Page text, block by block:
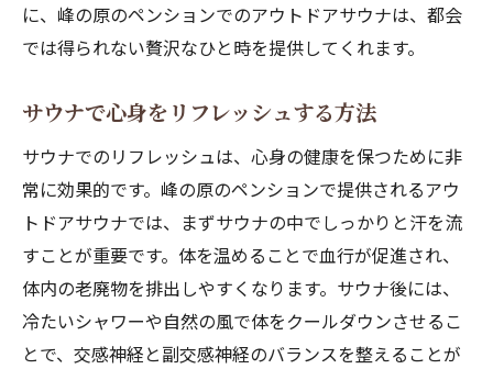
に、峰の原のペンションでのアウトドアサウナは、都会
では得られない贅沢なひと時を提供してくれます。
サウナで心身をリフレッシュする方法
サウナでのリフレッシュは、心身の健康を保つために非
常に効果的です。峰の原のペンションで提供されるアウ
トドアサウナでは、まずサウナの中でしっかりと汗を流
すことが重要です。体を温めることで血行が促進され、
体内の老廃物を排出しやすくなります。サウナ後には、
冷たいシャワーや自然の風で体をクールダウンさせるこ
とで、交感神経と副交感神経のバランスを整えることが